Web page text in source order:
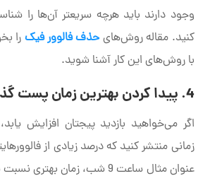
وجود دارند باید هرچه سریعتر آن‌ها را
کنید. مقاله روش‌هایحذف فالوور فیک را
با روش‌های این کار آشنا شوید.
4. پیدا کردن بهترین زمان پست گذاشتن
اگر می‌خواهید بازدید پیجتان افزایش
زمانی منتشر کنید که درصد زیادی از